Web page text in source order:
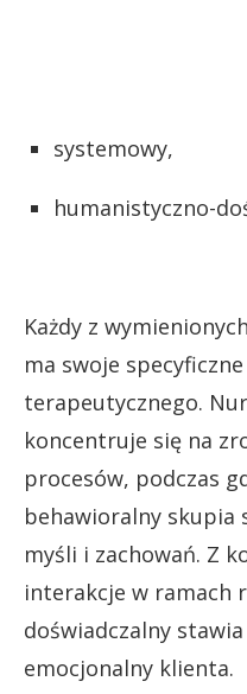
systemowy,
humanistyczno-
Każdy z
ma swoje
terapeutycznego.
koncentruje się na
procesów, podczas
behawioralny skupia
myśli i zachowań. Z
interakcje w ramach
doświadczalny
emocjonalny klienta.